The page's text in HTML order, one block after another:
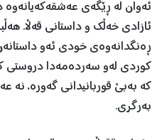
ئەوان لە ڕێگەی
ئازادی خەڵك و داستانی قەڵا.
ڕەنگدانەوەی خودی ئەو
کوردی لەو سەردەمەدا دروستی
کە بەبێ قوربانیدانی گەورە، نە
بەرگری.